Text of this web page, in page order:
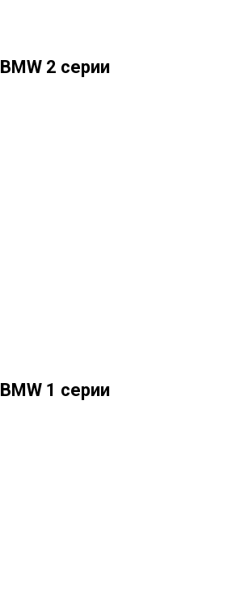
BMW 2 серии
BMW 1 серии